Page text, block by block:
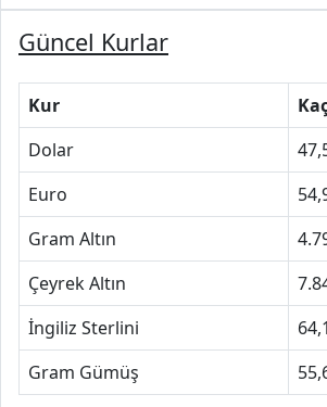
Güncel Kurlar
Kur
Dolar
Euro
Gram Altın
Çeyrek Altın
İngiliz Sterlini
Gram Gümüş